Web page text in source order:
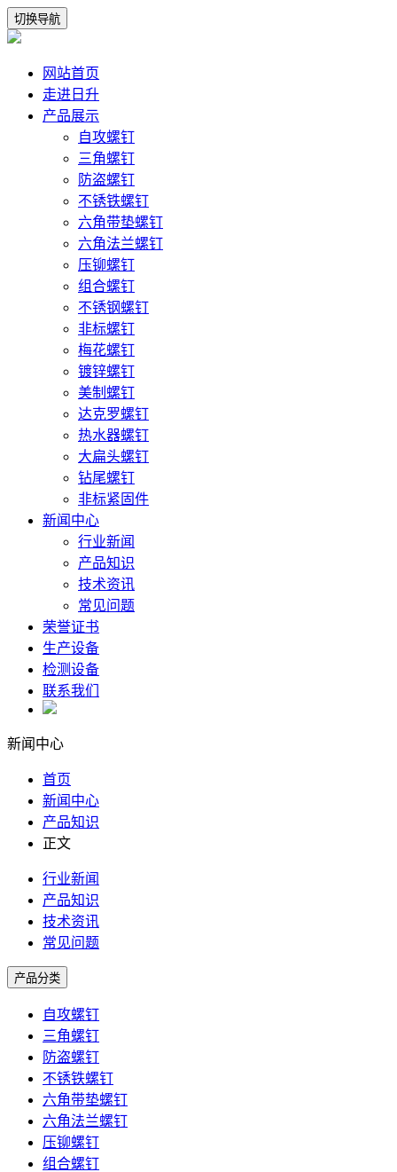
切换导航
网站首页
走进日升
产品展示
自攻螺钉
三角螺钉
防盗螺钉
不锈铁螺钉
六角带垫螺钉
六角法兰螺钉
压铆螺钉
组合螺钉
不锈钢螺钉
非标螺钉
梅花螺钉
镀锌螺钉
美制螺钉
达克罗螺钉
热水器螺钉
大扁头螺钉
钻尾螺钉
非标紧固件
新闻中心
行业新闻
产品知识
技术资讯
常见问题
荣誉证书
生产设备
检测设备
联系我们
新闻中心
首页
新闻中心
产品知识
正文
行业新闻
产品知识
技术资讯
常见问题
产品分类
自攻螺钉
三角螺钉
防盗螺钉
不锈铁螺钉
六角带垫螺钉
六角法兰螺钉
压铆螺钉
组合螺钉